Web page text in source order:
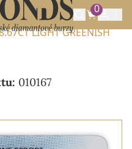
0
LIGHT GREENISH
010167